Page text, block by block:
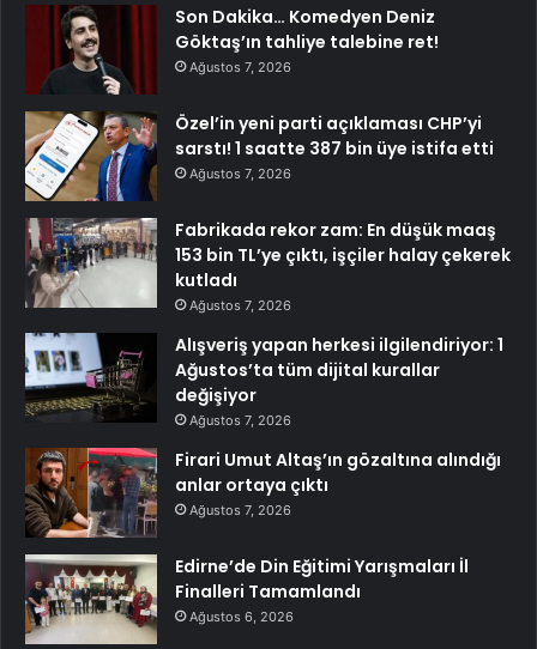
Son Dakika… Komedyen Deniz
Göktaş’ın tahliye talebine ret!
Ağustos 7, 2026
Özel’in yeni parti açıklaması CHP’yi
sarstı! 1 saatte 387 bin üye istifa etti
Ağustos 7, 2026
Fabrikada rekor zam: En düşük maaş
153 bin TL’ye çıktı, işçiler halay çekerek
kutladı
Ağustos 7, 2026
Alışveriş yapan herkesi ilgilendiriyor: 1
Ağustos’ta tüm dijital kurallar
değişiyor
Ağustos 7, 2026
Firari Umut Altaş’ın gözaltına alındığı
anlar ortaya çıktı
Ağustos 7, 2026
Edirne’de Din Eğitimi Yarışmaları İl
Finalleri Tamamlandı
Ağustos 6, 2026